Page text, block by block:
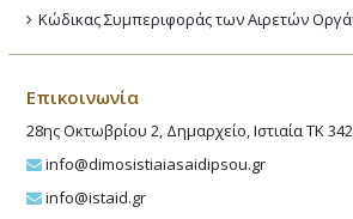
Κώδικας Συμπεριφοράς των Αιρετών
Επικοινωνία
28ης Οκτωβρίου 2, Δημαρχείο, Ιστιαία ΤΚ
info@dimosistiaiasaidipsou.gr
info@istaid.gr